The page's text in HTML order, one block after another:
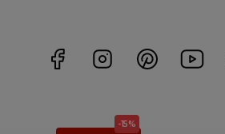
-15%